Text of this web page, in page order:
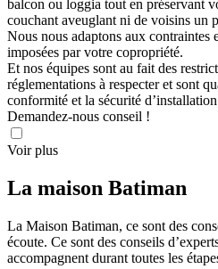
balcon ou loggia tout en préservant
couchant aveuglant ni de voisins un
Nous nous adaptons aux contraintes
imposées par votre copropriété.
Et nos équipes sont au fait des
réglementations à respecter et sont
conformité et la sécurité
Demandez-nous conseil !
Voir plus
La maison Batiman
La Maison Batiman, ce sont des
écoute. Ce sont des conseils
accompagnent durant toutes les